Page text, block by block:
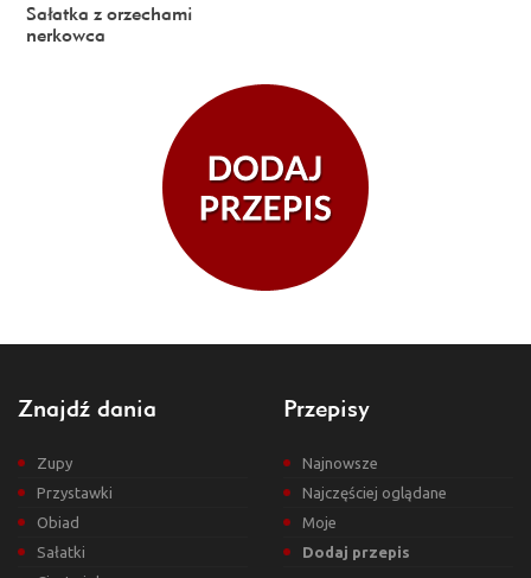
Sałatka z orzechami
nerkowca
Znajdź dania
Zupy
Przystawki
Obiad
Sałatki
Przepisy
Najnowsze
Najczęściej oglądane
Moje
Dodaj przepis